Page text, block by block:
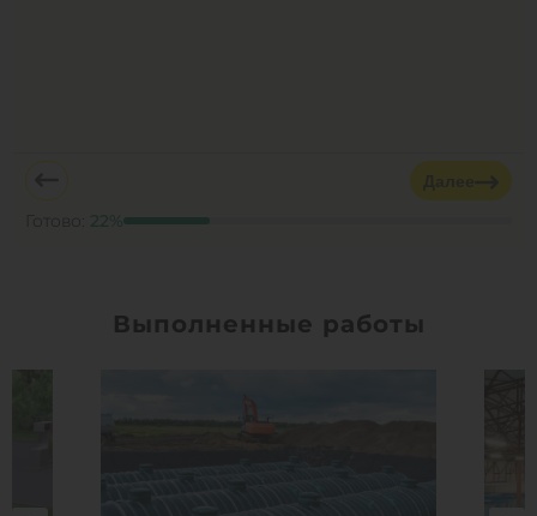
22 %
Выполненные работы